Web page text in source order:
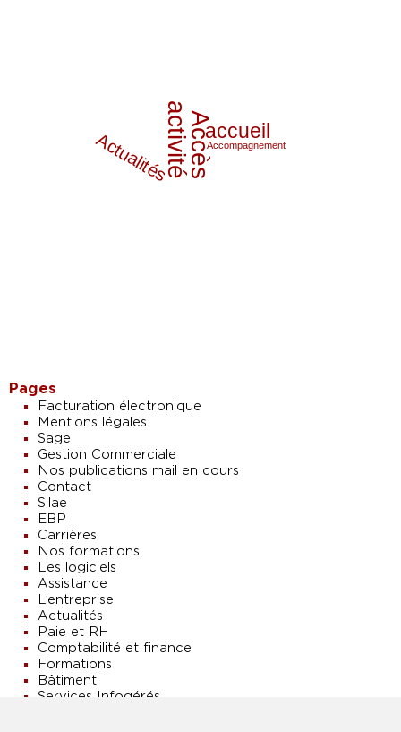
AccèsAccompagnement
accueil
activité
Actualités
Pages
Facturation électronique
Mentions légales
Sage
Gestion Commerciale
Nos publications mail en cours
Contact
Silae
EBP
Carrières
Nos formations
Les logiciels
Assistance
L’entreprise
Actualités
Paie et RH
Comptabilité et finance
Formations
Bâtiment
Services Infogérés